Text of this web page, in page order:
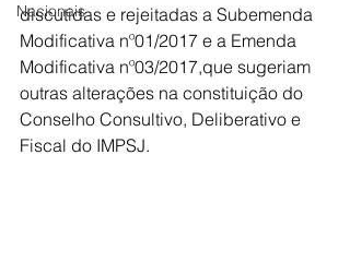
Nacionais
discutidas e rejeitadas a Subemenda
Modificativa nº01/2017 e a Emenda
Modificativa nº03/2017,que sugeriam
outras alterações na constituição do
Conselho Consultivo, Deliberativo e
Fiscal do IMPSJ.